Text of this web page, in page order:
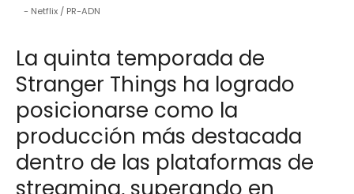
Netflix / PR-ADN
La quinta temporada de
Stranger Things ha logrado
posicionarse como la
producción más destacada
dentro de las plataformas de